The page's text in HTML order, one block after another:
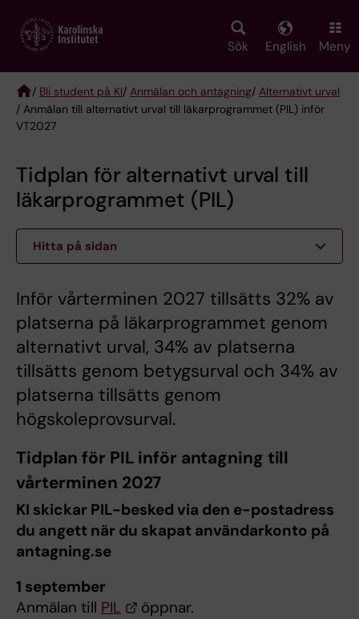
main
Sök English Meny
Breadcrumb
/ Bli student på KI/ Anmälan och antagning/ Alternativt urval
/ Anmälan till alternativt urval till läkarprogrammet (PIL) inför
VT2027
Tidplan för alternativt urval till
läkarprogrammet (PIL)
Hitta på sidan
Inför vårterminen 2027 tillsätts 32% av
platserna på läkarprogrammet genom
alternativt urval, 34% av platserna
tillsätts genom betygsurval och 34% av
platserna tillsätts genom
högskoleprovsurval.
Tidplan för PIL inför antagning till
vårterminen 2027
KI skickar PIL-besked via den e-postadress
du angett när du skapat användarkonto på
antagning.se
1 september
Anmälan till PIL
öppnar.